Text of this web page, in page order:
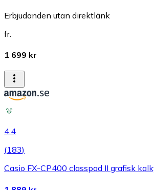
Erbjudanden utan direktlänk
fr.
1 699 kr
4.4
(183)
Casio FX-CP400 classpad II grafisk